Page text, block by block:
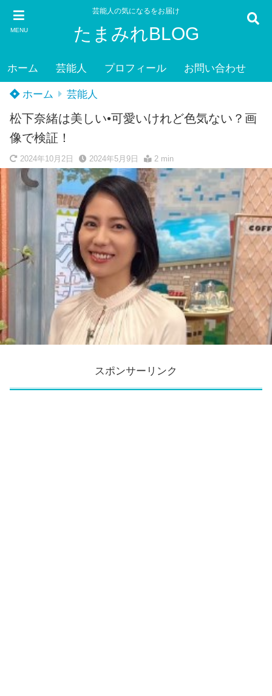
MENU
芸能人の気になるをお届け
たまみれBLOG
ホーム 芸能人 プロフィール お問い合わせ
ホーム 芸能人
松下奈緒は美しい•可愛いけれど色気ない？画
像で検証！
2024年10月2日 2024年5月9日 2 min
スポンサーリンク